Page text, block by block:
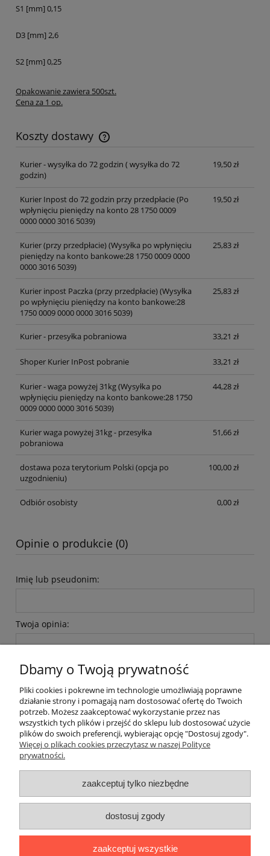
S1 [mm] 0,15
D3 [mm] 2,6
S2 [mm] 0,25
Opakowanie zawiera 500szt.
Cena za 1 op.
Koszty dostawy
Cena nie zawiera ewentualnych kosztów płatności
Kurier - wysyłka do 72 godzin ( wysyłka do 72
godzin)
19,50 zł
Kurier Inpost do 72 godzin przy przedpłacie(Po
wpłynięciu pieniędzy na konto 28 1750 0009
0000 0000 3016 5039)
19,50 zł
Kurier (przy przedpłacie)(Wysyłka po wpłynięciu
pieniędzy na konto bankowe:28 1750 0009 0000
0000 3016 5039)
25,83 zł
Kurier inpost Paczka (przy przedpłacie)(Wysyłka
po wpłynięciu pieniędzy na konto bankowe:28
1750 0009 0000 0000 3016 5039)
25,83 zł
Kurier - przesyłka pobraniowa 33,21 zł
Shoper Kurier InPost pobranie 33,21 zł
Kurier - waga powyżej 31kg(Wysyłka po
wpłynięciu pieniędzy na konto bankowe:28 1750
0009 0000 0000 3016 5039)
44,28 zł
Kurier waga powyżej 31kg - przesyłka
pobraniowa
51,66 zł
dostawa poza terytorium Polski (opcja po
uzgodnieniu)
100,00 zł
Odbiór osobisty 0,00 zł
Opinie o produkcie (0)
Imię lub pseudonim:
Twoja opinia:
Inteligentny dom ( POCKET HOME )
Promocje i transport gratis
Automatyka NOVATEK
Polityka prywatności
Zwroty i reklamacje
Dbamy o Twoją prywatność
Pliki cookies i pokrewne im technologie umożliwiają poprawne
działanie strony i pomagają nam dostosować ofertę do Twoich
potrzeb. Możesz zaakceptować wykorzystanie przez nas
wszystkich tych plików i przejść do sklepu lub dostosować użycie
plików do swoich preferencji, wybierając opcję "Dostosuj zgody".
Więcej o plikach cookies przeczytasz w naszej Polityce
prywatności.
zaakceptuj tylko niezbędne
dostosuj zgody
zaakceptuj wszystkie